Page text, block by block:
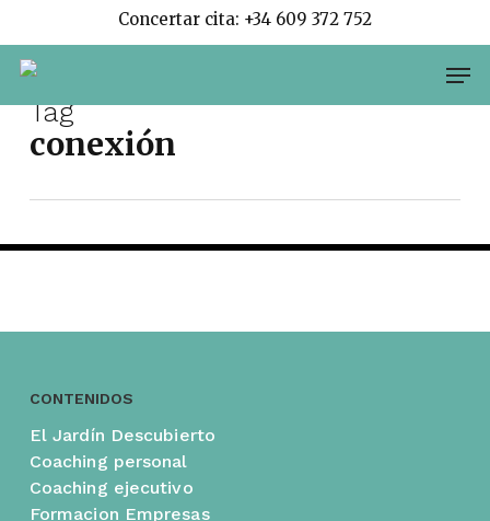
main
Concertar cita: +34 609 372 752
Tag
conexión
CONTENIDOS
El Jardín Descubierto
Coaching personal
Coaching ejecutivo
Formacion Empresas